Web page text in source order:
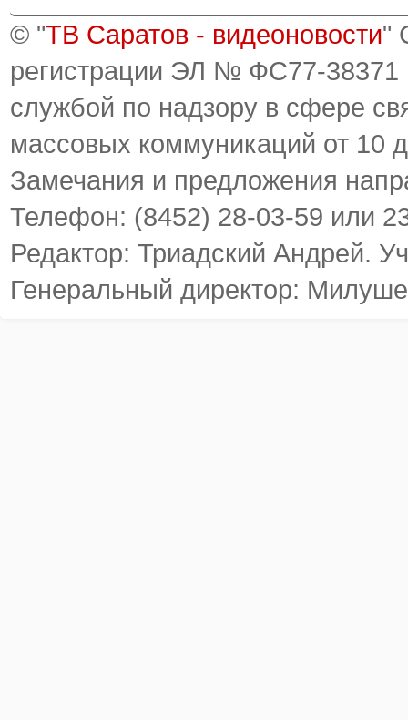
© "ТВ Саратов - видеоновости"
регистрации ЭЛ № ФС77-38371
службой по надзору в сфере
массовых коммуникаций от 10
Замечания и предложения
Телефон: (8452) 28-03-59 или
Редактор: Триадский Андрей.
Генеральный директор: